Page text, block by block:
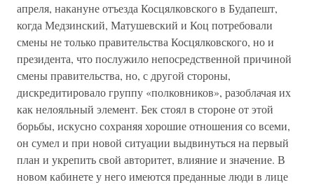
апреля, накануне отъезда Косцялковского в Будапешт,
когда Медзинский, Матушевский и Коц потребовали
смены не только правительства Косцялковского, но и
президента, что послужило непосредственной причиной
смены правительства, но, с другой стороны,
дискредитировало группу «полковников», разоблачая их
как нелояльный элемент. Бек стоял в стороне от этой
борьбы, искусно сохраняя хорошие отношения со всеми,
он сумел и при новой ситуации выдвинуться на первый
план и укрепить свой авторитет, влияние и значение. В
новом кабинете у него имеются преданные люди в лице